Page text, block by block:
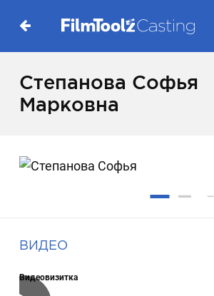
Степанова Софья
Марковна
ВИДЕО
Видеовизитка